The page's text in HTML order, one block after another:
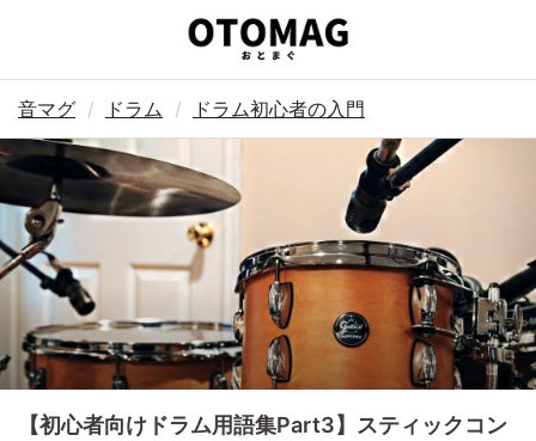
音マグ ドラム ドラム初心者の入門
【初心者向けドラム用語集Part3】スティックコン